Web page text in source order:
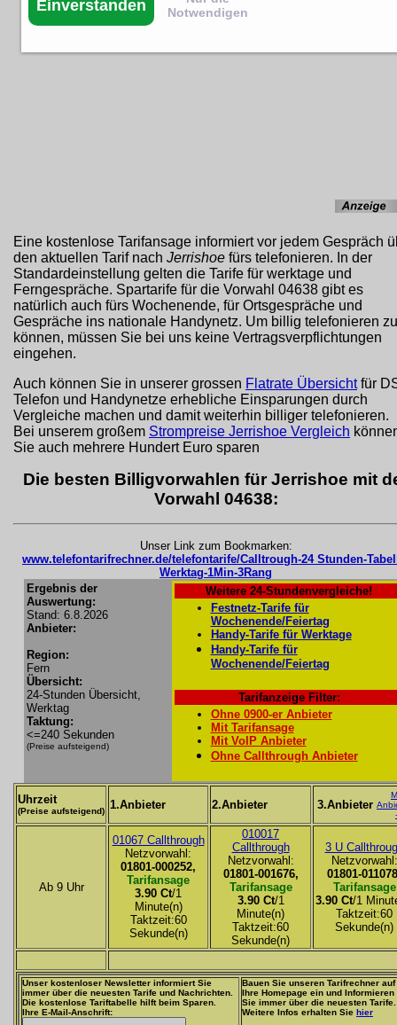
Eine kostenlose Tarifansage informiert vor jedem Gespräch
den aktuellen Tarif nach Jerrishoe fürs telefonieren. In der
Standardeinstellung gelten die Tarife für werktage und
Ferngespräche. Spartarife für die Vorwahl 04638 gibt es
natürlich auch fürs Wochenende, für Ortsgespräche und
Gespräche ins nationale Handynetz. Um billig telefonieren zu
können, müssen Sie bei uns keine Vertragsverpflichtungen
eingehen.
Auch können Sie in unserer grossen Flatrate Übersichtfür
Telefon und Handynetze erhebliche Einsparungen durch
Vergleiche machen und damit weiterhin billiger telefonieren.
Bei unserem großem Strompreise Jerrishoe Vergleich
Sie auch mehrere Hundert Euro sparen
Die besten Billigvorwahlen für Jerrishoe mit
Vorwahl 04638:
Unser Link zum Bookmarken:
www.telefontarifrechner.de/telefontarife/Calltrough-24 Stunden-
Werktag-1Min-3Rang
Ergebnis der
Auswertung:
Stand: 6.8.2026
Anbieter:
Region:
Fern
Übersicht:
24-Stunden Übersicht,
Werktag
Taktung:
<=240 Sekunden
(Preise aufsteigend)
Weitere 24-Stundenvergleiche!
Festnetz-Tarife für
Wochenende/Feiertag
Handy-Tarife für Werktage
Handy-Tarife für
Wochenende/Feiertag
Tarifanzeige Filter:
Ohne 0900-er Anbieter
Mit Tarifansage
Mit VoIP Anbieter
Ohne Callthrough Anbieter
Uhrzeit
(Preise aufsteigend) 1.Anbieter 2.Anbieter 3.Anbieter
Ab 9 Uhr
01067 Callthrough
Netzvorwahl:
01801-000252,
Tarifansage
3.90 Ct/1
Minute(n)
Taktzeit:60
Sekunde(n)
010017
Callthrough
Netzvorwahl:
01801-001676,
Tarifansage
3.90 Ct/1
Minute(n)
Taktzeit:60
Sekunde(n)
3 U
Netzvorwahl:
01801-
Tarifansage
3.90 Ct/1
Taktzeit:60
Sekunde(n)
Unser kostenloser Newsletter informiert Sie
immer über die neuesten Tarife und Nachrichten.
Die kostenlose Tariftabelle hilft beim Sparen.
Ihre E-Mail-Anschrift:
Bauen Sie unseren Tarifrechner auf
Ihre Homepage ein und Informieren
Sie immer über die neuesten Tarife.
Weitere Infos erhalten Sie hier
Einverstanden
Notwendigen